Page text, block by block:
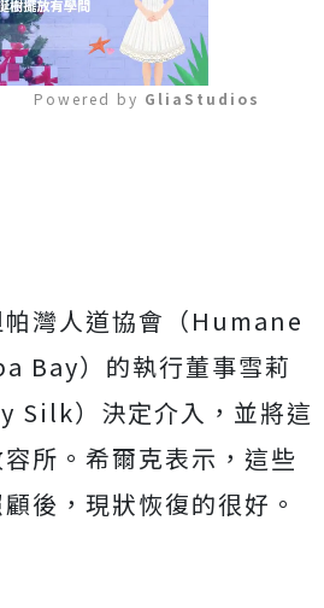
Powered by GliaStudios
灣人道協會（Humane
Bay）的執行董事雪莉
Silk）決定介入，並將這
所。希爾克表示，這些
後，現狀恢復的很好。